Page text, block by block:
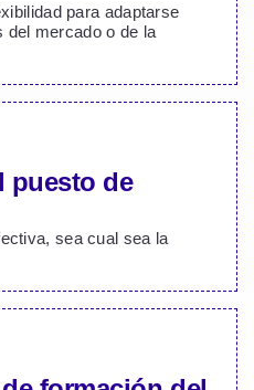
para adaptarse
del mercado o de la
puesto de
sea cual sea la